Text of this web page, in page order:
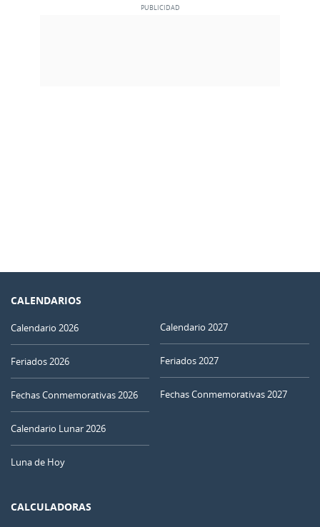
CALENDARIOS
Calendario 2026
Feriados 2026
Fechas Conmemorativas 2026
Calendario Lunar 2026
Luna de Hoy
Calendario 2027
Feriados 2027
Fechas Conmemorativas 2027
CALCULADORAS